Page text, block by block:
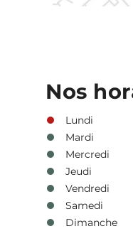
Nos
Lundi
Mardi
Mercredi
Jeudi
Vendredi
Samedi
Dimanche